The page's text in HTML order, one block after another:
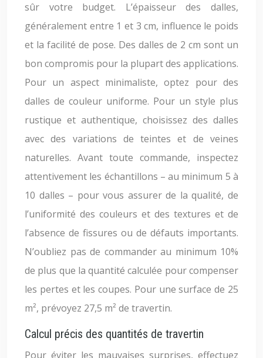
sûr votre budget. L’épaisseur des dalles,
généralement entre 1 et 3 cm, influence le poids
et la facilité de pose. Des dalles de 2 cm sont un
bon compromis pour la plupart des applications.
Pour un aspect minimaliste, optez pour des
dalles de couleur uniforme. Pour un style plus
rustique et authentique, choisissez des dalles
avec des variations de teintes et de veines
naturelles. Avant toute commande, inspectez
attentivement les échantillons – au minimum 5 à
10 dalles – pour vous assurer de la qualité, de
l’uniformité des couleurs et des textures et de
l’absence de fissures ou de défauts importants.
N’oubliez pas de commander au minimum 10%
de plus que la quantité calculée pour compenser
les pertes et les coupes. Pour une surface de 25
m², prévoyez 27,5 m² de travertin.
Calcul précis des quantités de travertin
Pour éviter les mauvaises surprises, effectuez